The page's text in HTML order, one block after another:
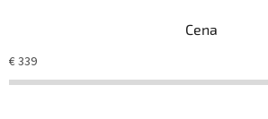
e
p
r
Cena
€339